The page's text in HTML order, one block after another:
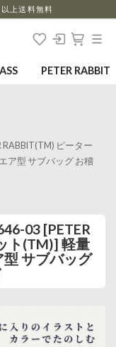
上送料無料
PETER RABBIT
RABBIT(TM) ピーター
ア型 サブバッグ お稽
03 [PETER
ト(TM)] 軽量
型 サブバッグ